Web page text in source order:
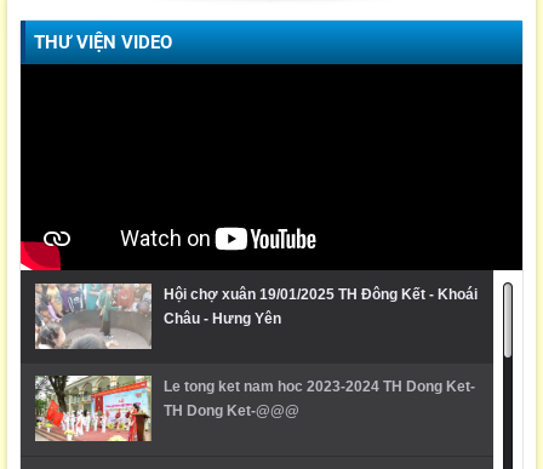
THƯ VIỆN VIDEO
Hội chợ xuân 19/01/2025 TH Đông Kết - Khoái
Châu - Hưng Yên
Le tong ket nam hoc 2023-2024 TH Dong Ket-
TH Dong Ket-@@@